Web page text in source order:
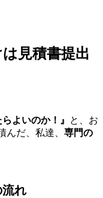
見積書提出
よいのか！』
と、お
んだ、私達、 専門の
流れ